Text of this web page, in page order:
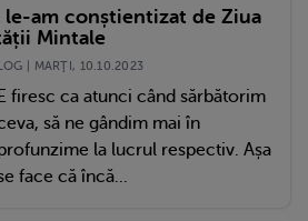
am conștientizat de Ziua
Mintale
| MARŢI, 10.10.2023
E firesc ca atunci când sărbătorim
să ne gândim mai în
la lucrul respectiv. Așa
face că încă...